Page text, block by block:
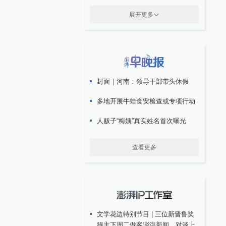
展开更多
封面｜河南：领导干部带头休假
多地开展牛蛙食安检查或专项行动
人贩子“梅姨”真实姓名首次曝光
查看更多
文学花边特别节目 | 三位新晋鲁奖